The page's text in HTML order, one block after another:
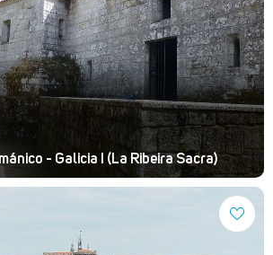
- Galicia I (La Ribeira Sacra)